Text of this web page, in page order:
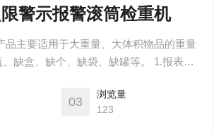
警示报警滚筒检重机
主要适用于大重量、大体积物品的重量
缺盒、缺个、缺袋、缺罐等。 1.报表功
口功能：预留标准接口，数据方便管
03
浏览量
123